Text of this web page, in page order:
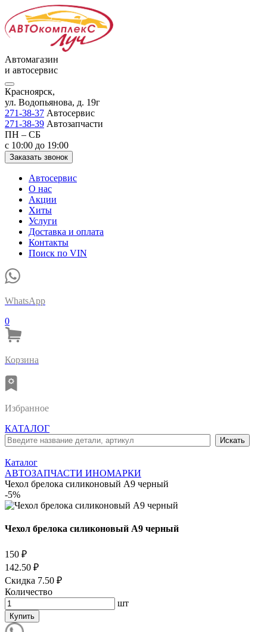
Автомагазин
и автосервис
Красноярск,
ул. Водопьянова, д. 19г
271-38-37 Автосервис
271-38-39 Автозапчасти
ПН – СБ
с 10:00 до 19:00
Заказать звонок
Автосервис
О нас
Акции
Хиты
Услуги
Доставка и оплата
Контакты
Поиск по VIN
WhatsApp
0
Корзина
Избранное
КАТАЛОГ
Каталог
АВТОЗАПЧАСТИ ИНОМАРКИ
Чехол брелока силиконовый A9 черный
-5%
Чехол брелока силиконовый A9 черный
150 ₽
142.50 ₽
Скидка 7.50 ₽
Количество
шт
Купить